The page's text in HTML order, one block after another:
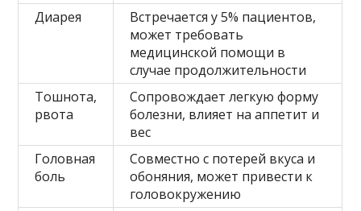
Диарея
Встречается у 5% пациентов,
может требовать
медицинской помощи в
случае продолжительности
Тошнота,
рвота
Сопровождает легкую форму
болезни, влияет на аппетит и
вес
Головная
боль
Совместно с потерей вкуса и
обоняния, может привести к
головокружению